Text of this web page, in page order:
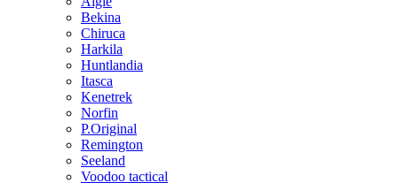
Bekina
Chiruсa
Harkila
Huntlandia
Itasca
Kenetrek
Norfin
P.Original
Remington
Seeland
Voodoo tactical